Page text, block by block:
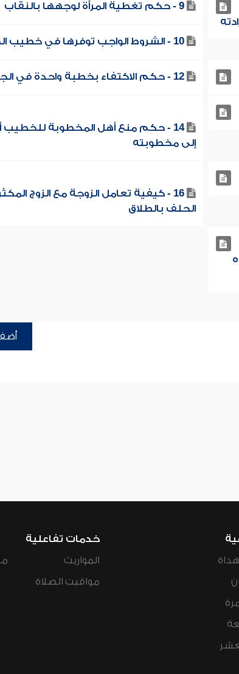
9 - حكم تغطية المرأة لوجهها بالنقاب
10 - الشروط الواجب توفرها في خطيب الجمعة
12 - حكم الاكتفاء بخطبة واحدة في الجمعة
14 - حكم منع أهل المخطوبة للخطيب
إلى مخطوبته
16 - كيفية تعامل الزوجة مع الزوج
الحلف بالطلاق
خدمات تفاعلية
المواريث
مواقيت الصلاة